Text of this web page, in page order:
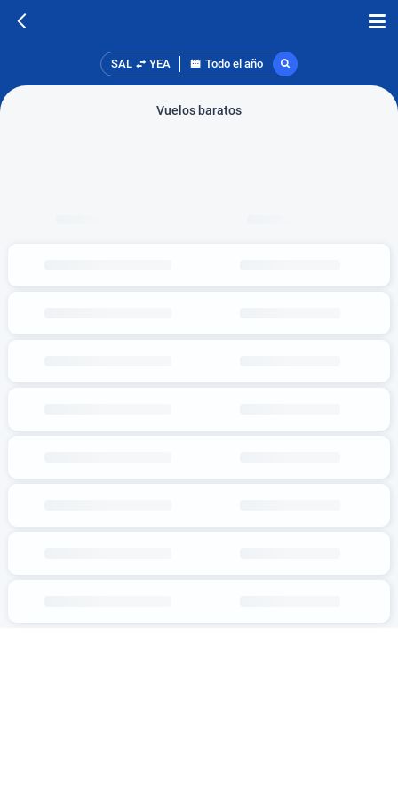
SAL YEA Todo el año
Vuelos baratos